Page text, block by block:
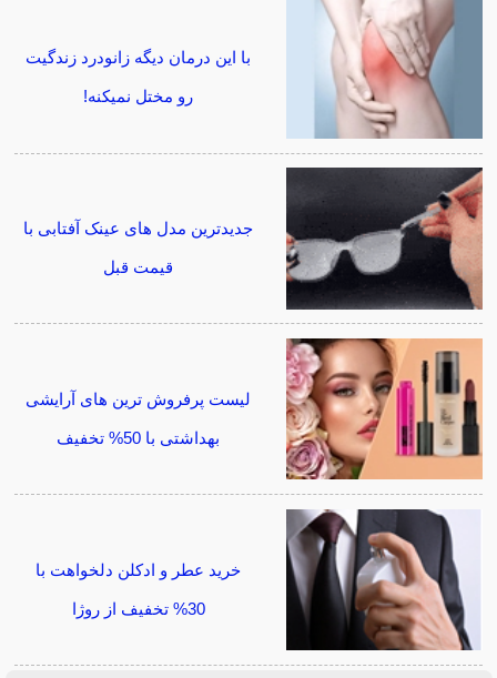
با این درمان دیگه زانودرد زندگیت
رو مختل نمیکنه!
جدیدترین مدل های عینک آفتابی با
قیمت قبل
لیست پرفروش ترین های آرایشی
بهداشتی با 50% تخفیف
خرید عطر و ادکلن دلخواهت با
30% تخفیف از روژا